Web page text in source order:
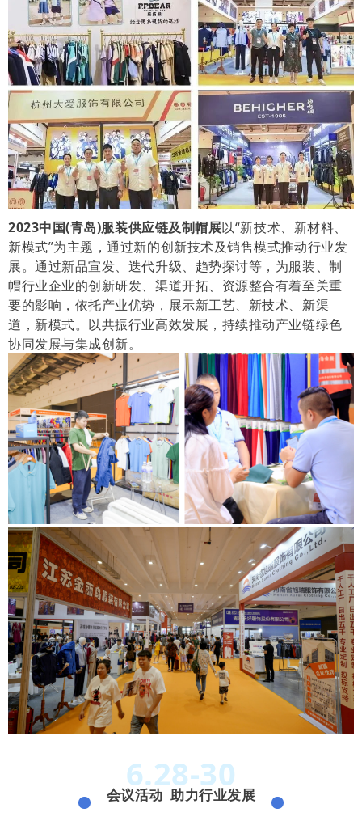
2023中国(青岛)服装供应链及制帽展以“新技术、新材料、
新模式”为主题，通过新的创新技术及销售模式推动行业发
展。通过新品宣发、迭代升级、趋势探讨等，为服装、制
帽行业企业的创新研发、渠道开拓、资源整合有着至关重
要的影响，依托产业优势，展示新工艺、新技术、新渠
道，新模式。以共振行业高效发展，持续推动产业链绿色
协同发展与集成创新。
6.28-30
会议活动 助力行业发展